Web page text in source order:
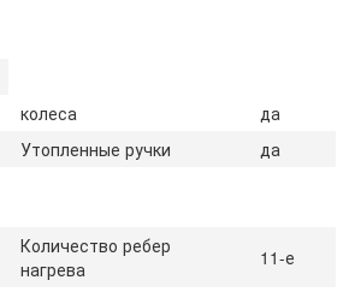
колеса
да
Утопленные ручки
да
Количество ребер
нагрева
11-е